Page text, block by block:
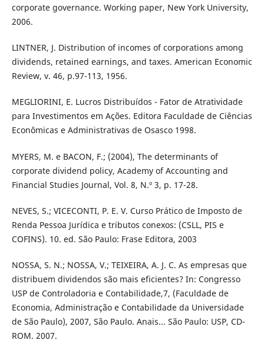
corporate governance. Working paper, New York University,
2006.
LINTNER, J. Distribution of incomes of corporations among
dividends, retained earnings, and taxes. American Economic
Review, v. 46, p.97-113, 1956.
MEGLIORINI, E. Lucros Distribuídos - Fator de Atratividade
para Investimentos em Ações. Editora Faculdade de Ciências
Econômicas e Administrativas de Osasco 1998.
MYERS, M. e BACON, F.; (2004), The determinants of
corporate dividend policy, Academy of Accounting and
Financial Studies Journal, Vol. 8, N.º 3, p. 17-28.
NEVES, S.; VICECONTI, P. E. V. Curso Prático de Imposto de
Renda Pessoa Jurídica e tributos conexos: (CSLL, PIS e
COFINS). 10. ed. São Paulo: Frase Editora, 2003
NOSSA, S. N.; NOSSA, V.; TEIXEIRA, A. J. C. As empresas que
distribuem dividendos são mais eficientes? In: Congresso
USP de Controladoria e Contabilidade,7, (Faculdade de
Economia, Administração e Contabilidade da Universidade
de São Paulo), 2007, São Paulo. Anais... São Paulo: USP, CD-
ROM. 2007.